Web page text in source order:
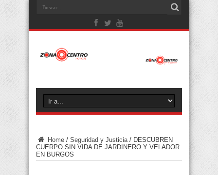
Home / Seguridad y Justicia / DESCUBREN
CUERPO SIN VIDA DE JARDINERO Y VELADOR
EN BURGOS